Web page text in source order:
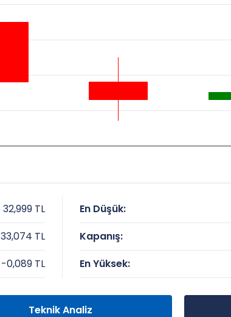
32,999 TL
33,074 TL
-0,089 TL
En Düşük:
Kapanış:
En Yüksek:
Teknik Analiz